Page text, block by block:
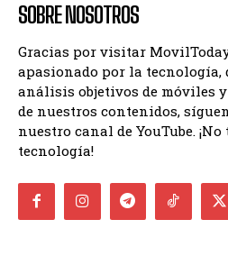
SOBRE NOSOTROS
Gracias por visitar
apasionado por la tecnología,
análisis objetivos de móviles
de nuestros contenidos,
nuestro canal de YouTube.
tecnología!